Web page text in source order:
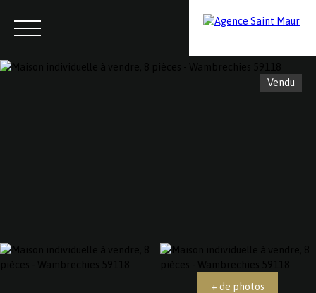
Vendu
+ de photos